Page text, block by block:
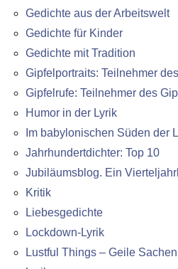
Gedichte aus der Arbeitswelt
Gedichte für Kinder
Gedichte mit Tradition
Gipfelportraits: Teilnehmer
Gipfelrufe: Teilnehmer des
Humor in der Lyrik
Im babylonischen Süden der
Jahrhundertdichter: Top 10
Jubiläumsblog. Ein
Kritik
Liebesgedichte
Lockdown-Lyrik
Lustful Things – Geile